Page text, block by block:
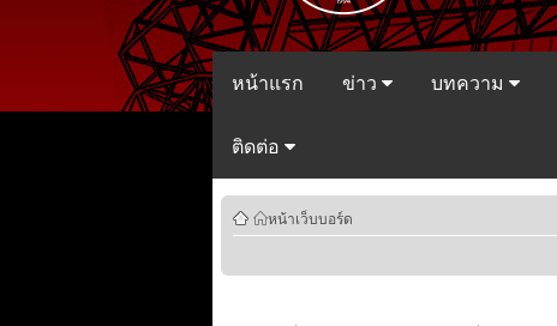
หน้าแรก ข่าว บทความ
ติดต่อ
หน้าเว็บบอร์ด